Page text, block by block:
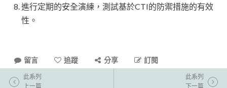
進行定期的安全演練，測試基於CTI的防禦措施的有效
性。
留言 追蹤 分享 訂閱
此系列
上一篇
此系列
下一篇